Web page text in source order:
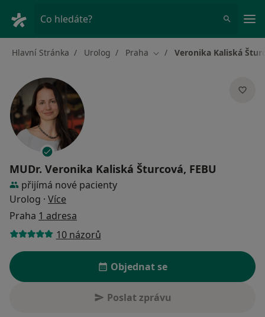
Co hledáte?
Hlavní Stránka Urolog Praha Změna města
Veronika Kaliská
MUDr. Veronika Kaliská Šturcová, FEBU
přijímá nové pacienty
Urolog · Více
Praha 1 adresa
10 názorů
Objednat se
Poslat zprávu